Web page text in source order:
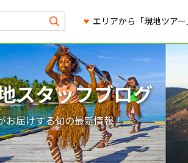
エリアから「現地ツア
スタッフブログ
お届けする旬の最新情報！